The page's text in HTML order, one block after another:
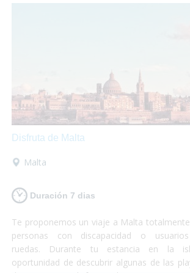
Disfruta de Malta
Malta
Duración 7 dias
Te proponemos un viaje a Malta
personas con discapacidad o
ruedas. Durante tu estancia en la
oportunidad de descubrir algunas de las